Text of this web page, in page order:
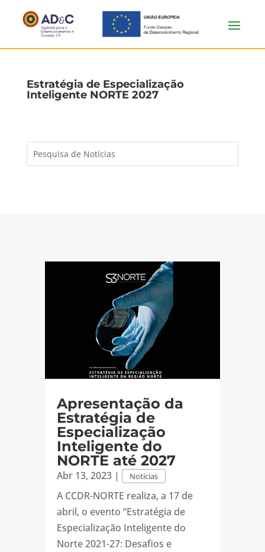
Estratégia de Especialização
Inteligente NORTE 2027
Apresentação da
Estratégia de
Especialização
Inteligente do
NORTE até 2027
Abr 13, 2023| Notícias
A CCDR-NORTE realiza, a 17 de
abril, o evento “Estratégia de
Especialização Inteligente do
Norte 2021-27: Desafios e